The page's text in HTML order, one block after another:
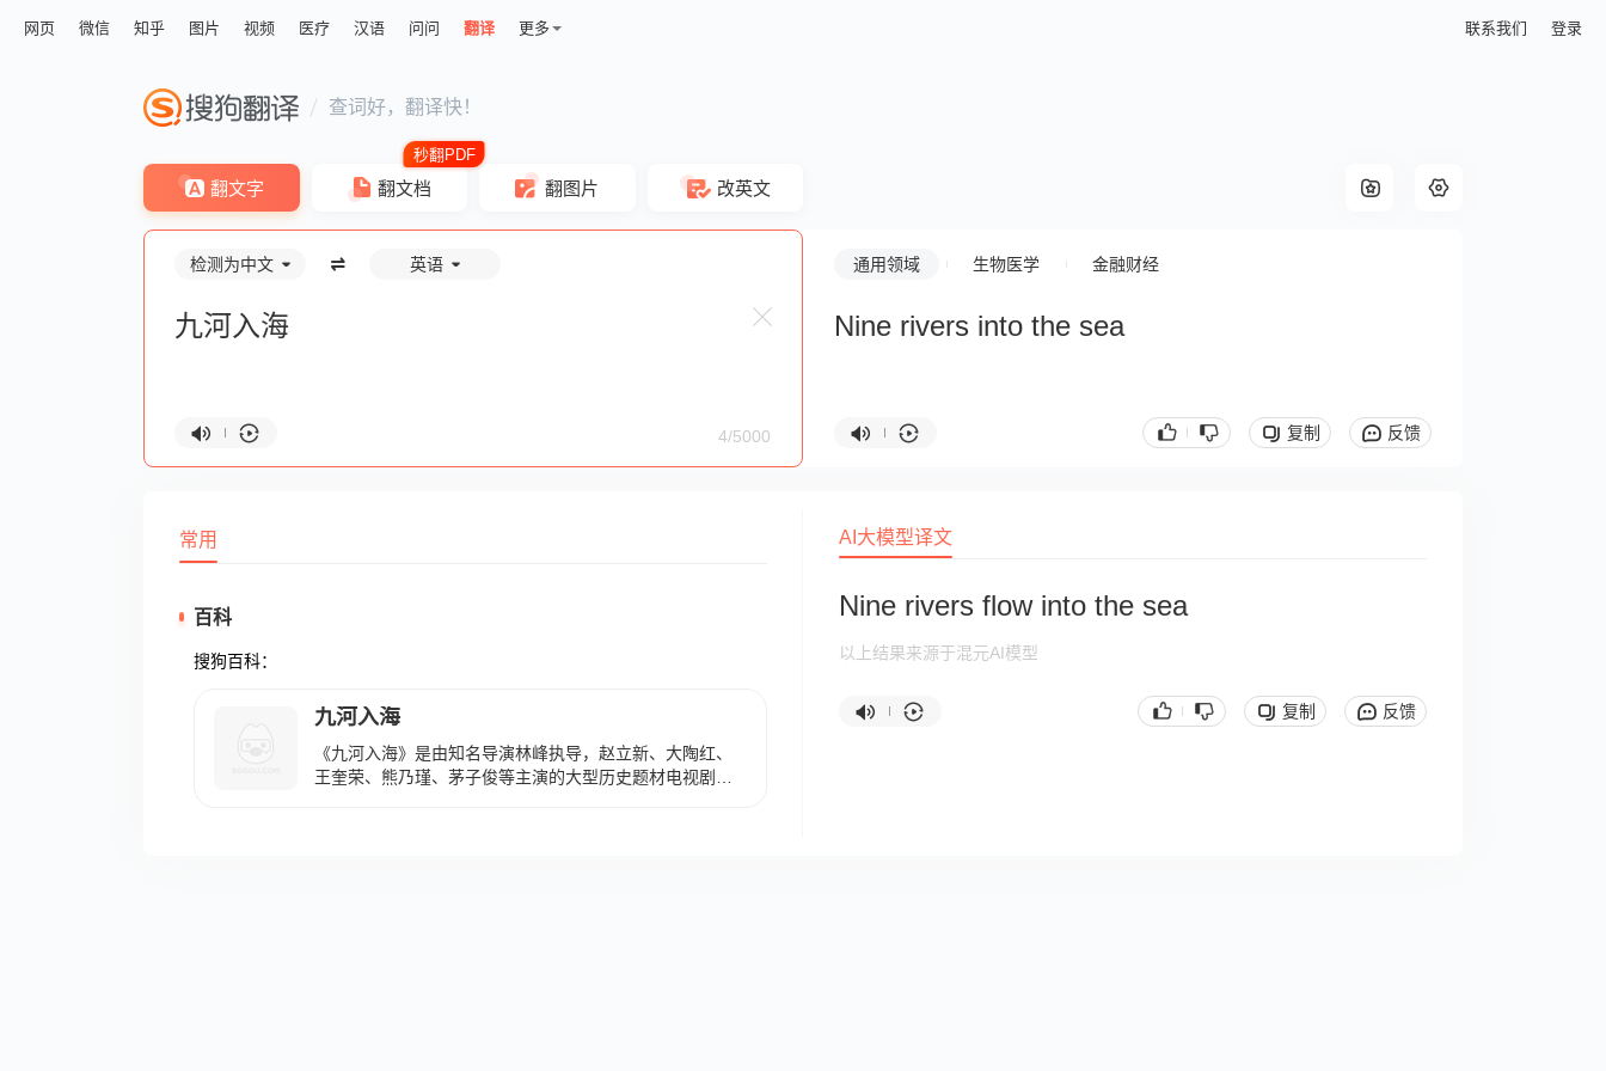
网页 微信 知乎 图片 视频 医疗 汉语 问问 翻译 更多 联系我们 登录
查词好，翻译快！
翻文字 翻文档 翻图片 改英文
检测为中文 英语
4/5000
通用领域 生物医学 金融财经
Nine rivers into the sea
复制 反馈
常用
百科
搜狗百科：
九河入海
《九河入海》是由知名导演林峰执导，赵立新、大陶红、
王奎荣、熊乃瑾、茅子俊等主演的大型历史题材电视剧，
AI大模型译文
Nine rivers flow into the sea
以上结果来源于混元AI模型
复制 反馈